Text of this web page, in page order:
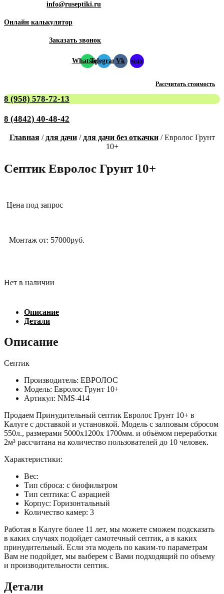
info@ruseptiki.ru
Онлайн калькулятор
Заказать звонок
WhatsappTelegramVk мах
Рассчитать стоимость
8 (958) 578-72-13
8 (4842) 40-48-42
Главная/ для дачи/ для дачи без откачки/ Евролос Грунт
10+
Септик Евролос Грунт 10+
Цена под запрос
Монтаж от: 57000руб.
Нет в наличии
Описание
Детали
Описание
Септик
Производитель: ЕВРОЛОС
Модель: Евролос Грунт 10+
Артикул: NMS-414
Продаем Принудительный септик Евролос Грунт 10+ в
Калуге с доставкой и установкой. Модель с залповым сбросом
550л., размерами 5000х1200х 1700мм. и объёмом переработки
2м³ рассчитана на количество пользователей до 10 человек.
Характеристики:
Вес:
Тип сброса: с биофильтром
Тип септика: С аэрацией
Корпус: Горизонтальный
Количество камер: 3
Работая в Калуге более 11 лет, мы можете сможем подсказать
в каких случаях подойдет самотечный септик, а в каких
принудительный. Если эта модель по каким-то параметрам
Вам не подойдет, мы выберем с Вами подходящий по объему
и производительности септик.
Детали